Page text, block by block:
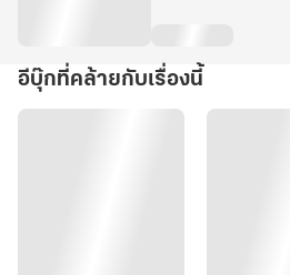
อีบุ๊กที่คล้ายกับเรื่องนี้